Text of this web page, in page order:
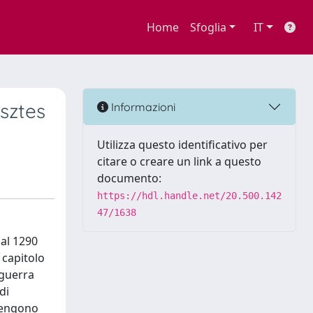
Home Sfoglia IT
1290
capitolo
Informazioni
Utilizza questo identificativo per
citare o creare un link a questo
documento:
https://hdl.handle.net/20.500.142
47/1638